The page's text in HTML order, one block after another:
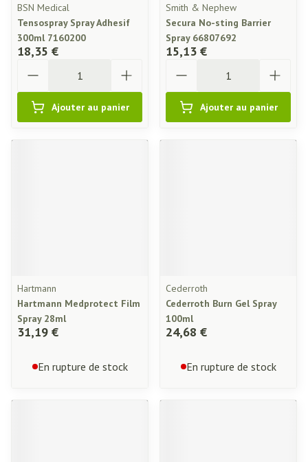
BSN Medical
Tensospray Spray Adhesif
300ml 7160200
18,35 €
Ajouter au panier
Smith & Nephew
Secura No-sting Barrier
Spray 66807692
15,13 €
Ajouter au panier
Hartmann
Hartmann Medprotect Film
Spray 28ml
31,19 €
En rupture de stock
Cederroth
Cederroth Burn Gel Spray
100ml
24,68 €
En rupture de stock